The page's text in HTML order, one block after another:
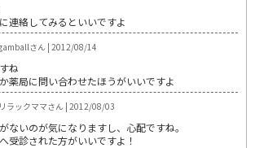
連絡してみるといいですよ
さん | 2012/08/14
ね
薬局に問い合わせたほうがいいですよ
リラックママさん | 2012/08/03
ないのが気になりますし、心配ですね。
受診された方がいいですよ！